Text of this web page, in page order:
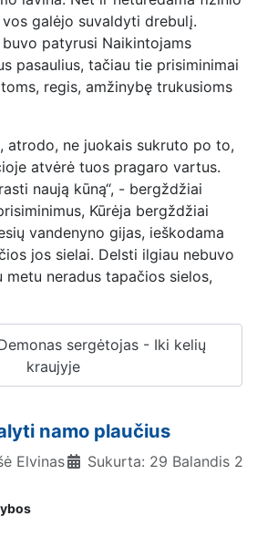
galėjo suvaldyti drebulį.
buvo patyrusi Naikintojams
pasaulius, tačiau tie prisiminimai
regis, amžinybę trukusioms
atrodo, ne juokais sukruto po to,
atvėrė tuos pragaro vartus.
naują kūną“, - bergždžiai
Kūrėja bergždžiai
vandenyno gijas, ieškodama
jos sielai. Delsti ilgiau nebuvo
neradus tapačios sielos,
sergėtojas - Iki kelių
kraujyje
namo plaučius
Elvinas Sukurta: 29 Balandis